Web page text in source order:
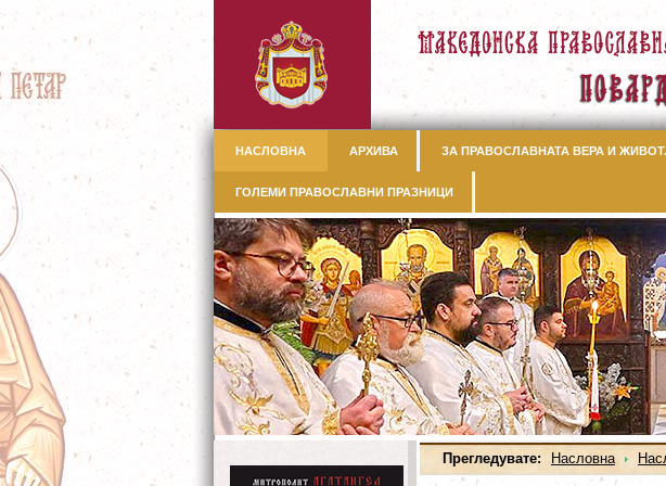
НАСЛОВНА АРХИВА ЗА ПРАВОСЛАВНАТА ВЕРА И
ГОЛЕМИ ПРАВОСЛАВНИ ПРАЗНИЦИ
Прегледувате: Насловна